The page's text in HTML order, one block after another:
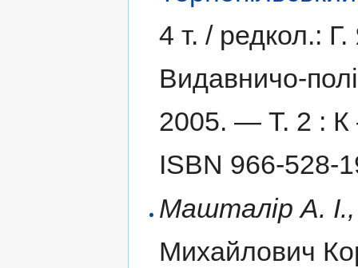
4 т. /редкол.: Г.
Видавничо-
2005. — Т. 2 :
ISBN 966-528-
Машталір А.
Михайлович